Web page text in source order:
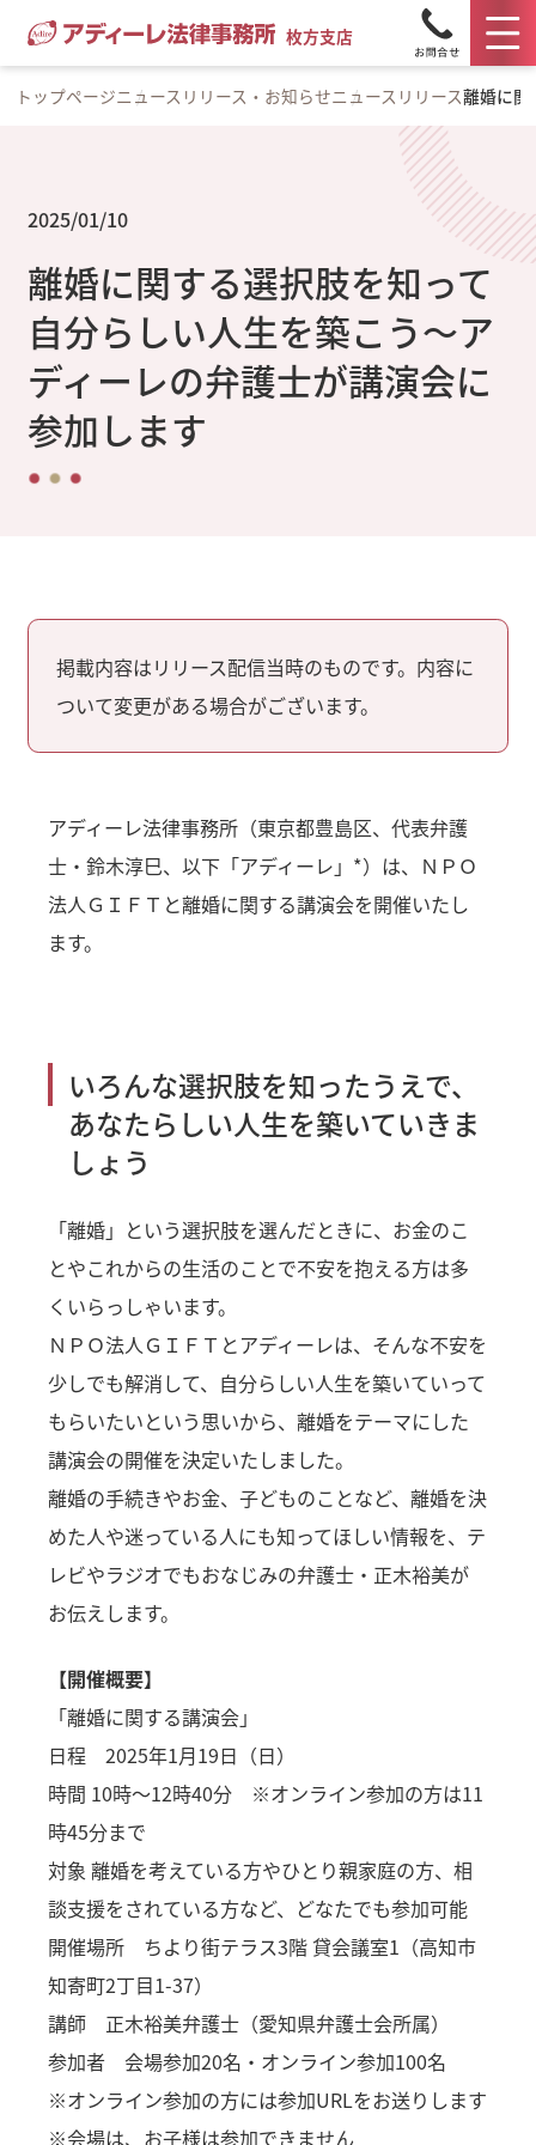
枚方支店
トップページニュースリリース・お知らせニュースリリース離婚に関
2025/01/10
離婚に関する選択肢を知って
自分らしい人生を築こう～ア
ディーレの弁護士が講演会に
参加します
掲載内容はリリース配信当時のものです。内容に
ついて変更がある場合がございます。
アディーレ法律事務所（東京都豊島区、代表弁護
士・鈴木淳巳、以下「アディーレ」*）は、ＮＰＯ
法人ＧＩＦＴと離婚に関する講演会を開催いたし
ます。
いろんな選択肢を知ったうえで、
あなたらしい人生を築いていきま
しょう
「離婚」という選択肢を選んだときに、お金のこ
とやこれからの生活のことで不安を抱える方は多
くいらっしゃいます。
ＮＰＯ法人ＧＩＦＴとアディーレは、そんな不安を
少しでも解消して、自分らしい人生を築いていって
もらいたいという思いから、離婚をテーマにした
講演会の開催を決定いたしました。
離婚の手続きやお金、子どものことなど、離婚を決
めた人や迷っている人にも知ってほしい情報を、テ
レビやラジオでもおなじみの弁護士・正木裕美が
お伝えします。
【開催概要】
「離婚に関する講演会」
日程 2025年1月19日（日）
時間 10時～12時40分 ※オンライン参加の方は11
時45分まで
対象 離婚を考えている方やひとり親家庭の方、相
談支援をされている方など、どなたでも参加可能
開催場所 ちより街テラス3階 貸会議室1（高知市
知寄町2丁目1-37）
講師 正木裕美弁護士（愛知県弁護士会所属）
参加者 会場参加20名・オンライン参加100名
※オンライン参加の方には参加URLをお送りします
※会場は、お子様は参加できません